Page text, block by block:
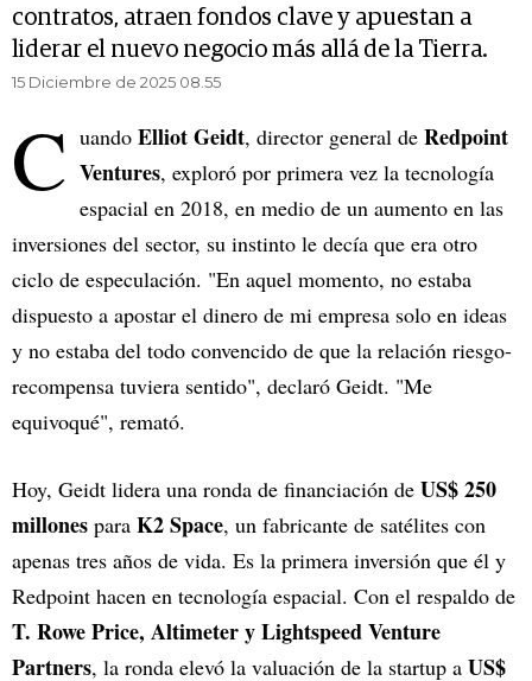
contratos, atraen fondos clave y apuestan a
liderar el nuevo negocio más allá de la Tierra.
15 Diciembre de 2025 08.55
C uando Elliot Geidt, director general de Redpoint
Ventures, exploró por primera vez la tecnología
espacial en 2018, en medio de un aumento en las
inversiones del sector, su instinto le decía que era otro
ciclo de especulación. "En aquel momento, no estaba
dispuesto a apostar el dinero de mi empresa solo en ideas
y no estaba del todo convencido de que la relación riesgo-
recompensa tuviera sentido", declaró Geidt. "Me
equivoqué", remató.
Hoy, Geidt lidera una ronda de financiación de US$ 250
millones para K2 Space, un fabricante de satélites con
apenas tres años de vida. Es la primera inversión que él y
Redpoint hacen en tecnología espacial. Con el respaldo de
T. Rowe Price, Altimeter y Lightspeed Venture
Partners, la ronda elevó la valuación de la startup a US$